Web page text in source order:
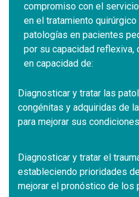
compromiso con el
en el tratamiento
patologías en pacientes
por su capacidad
en capacidad de:
Diagnosticar y tratar las
congénitas y adquiridas de
para mejorar sus
Diagnosticar y tratar el
estableciendo prioridades
mejorar el pronóstico de los